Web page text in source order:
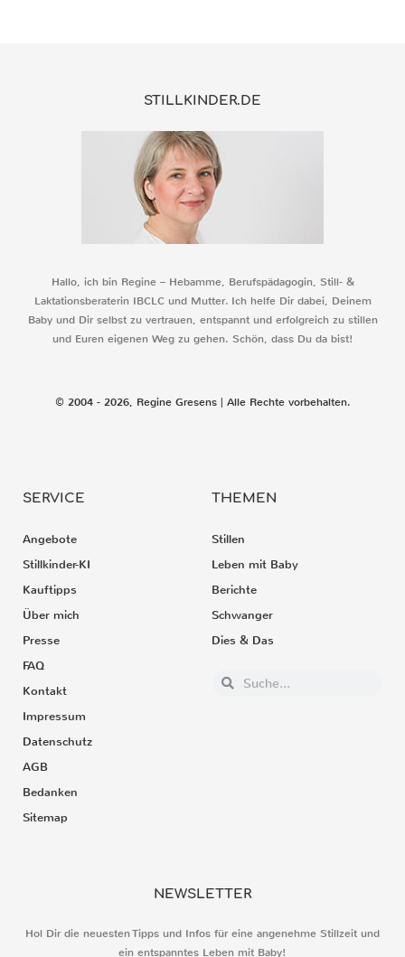
STILLKINDER.DE
Hallo, ich bin Regine – Hebamme, Berufspädagogin, Still- &
Laktationsberaterin IBCLC und Mutter. Ich helfe Dir dabei, Deinem
Baby und Dir selbst zu vertrauen, entspannt und erfolgreich zu stillen
und Euren eigenen Weg zu gehen. Schön, dass Du da bist!
© 2004 - 2026, Regine Gresens | Alle Rechte vorbehalten.
SERVICE
Angebote
Stillkinder-KI
Kauftipps
Über mich
Presse
FAQ
Kontakt
Impressum
Datenschutz
AGB
Bedanken
Sitemap
THEMEN
Stillen
Leben mit Baby
Berichte
Schwanger
Dies & Das
NEWSLETTER
Hol Dir die neuesten Tipps und Infos für eine angenehme Stillzeit und
ein entspanntes Leben mit Baby!